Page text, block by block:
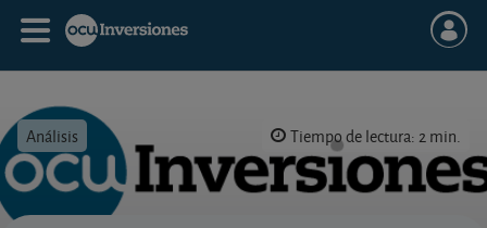
Análisis Tiempo de lectura: 2 min.